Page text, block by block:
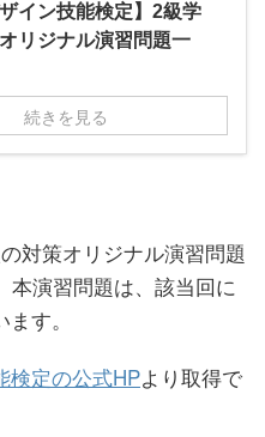
ザイン技能検定】2級学
リジナル演習問題一
続きを見る
対策オリジナル演習問題
本演習問題は、該当回に
す。
検定の公式HPより取得で